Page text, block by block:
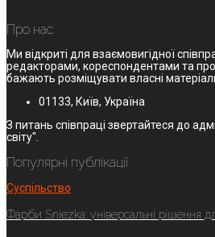
Про нас
Ми відкриті для взаємовигідної
редакторами, кореспондентами та
бажають розміщувати власні
01133, Київ, Україна
З питань співпраці звертайтеся до
світу".
Популярні публікації
Суспільство
Фарби Sniezka: універсальні рішення